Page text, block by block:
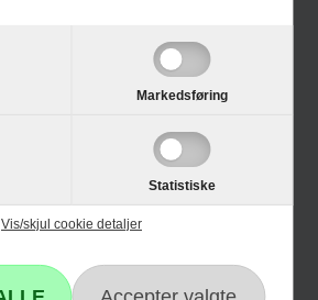
Markedsføring
Statistiske
Vis/skjul cookie detaljer
Guides
Black Friday